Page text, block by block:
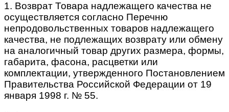
1. Возврат Товара надлежащего качества не
осуществляется согласно Перечню
непродовольственных товаров надлежащего
качества, не подлежащих возврату или обмену
на аналогичный товар других размера, формы,
габарита, фасона, расцветки или
комплектации, утвержденного Постановлением
Правительства Российской Федерации от 19
января 1998 г. № 55.